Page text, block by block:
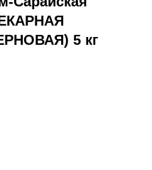
5 кг